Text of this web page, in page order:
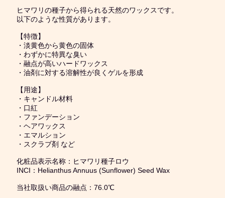
ヒマワリの種子から得られる天然のワックスです。
以下のような性質があります。
【特徴】
・淡黄色から黄色の固体
・わずかに特異な臭い
・融点が高いハードワックス
・油剤に対する溶解性が良くゲルを形成
【用途】
・キャンドル材料
・口紅
・ファンデーション
・ヘアワックス
・エマルション
・スクラブ剤 など
化粧品表示名称：ヒマワリ種子ロウ
INCI：Helianthus Annuus (Sunflower) Seed Wax
当社取扱い商品の融点：76.0℃